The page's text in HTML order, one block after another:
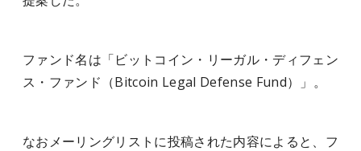
ファンド名は「ビットコイン・リーガル・ディフェン
ス・ファンド（Bitcoin Legal Defense Fund）」。
なおメーリングリストに投稿された内容によると、フ